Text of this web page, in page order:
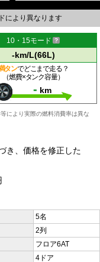
により異なります
10・15モード
-km/L(66L)
タンでどこまで走る？
（燃費×タンク容量）
- km
により実際の燃料消費率は異な
き、価格を修正した
5名
2列
フロア6AT
4ドア